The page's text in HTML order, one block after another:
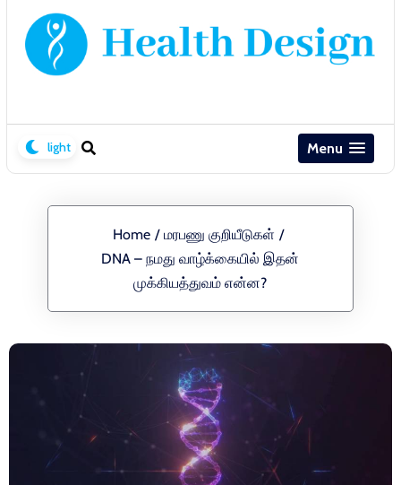
Menu
Home / மரபணு குறியீடுகள் /
DNA – நமது வாழ்க்கையில் இதன்
முக்கியத்துவம் என்ன?